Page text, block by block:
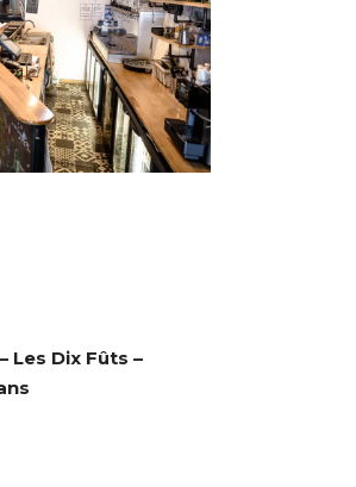
Les Dix Fûts –